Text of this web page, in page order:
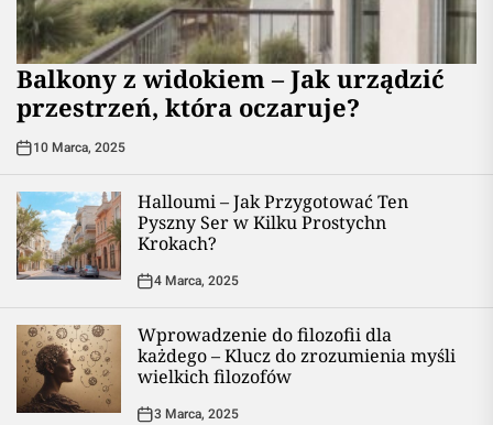
Balkony z widokiem – Jak urządzić
przestrzeń, która oczaruje?
10 Marca, 2025
Halloumi – Jak Przygotować Ten
Pyszny Ser w Kilku Prostychn
Krokach?
4 Marca, 2025
Wprowadzenie do filozofii dla
każdego – Klucz do zrozumienia myśli
wielkich filozofów
3 Marca, 2025